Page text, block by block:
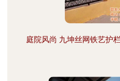
庭院风尚 九坤丝网铁艺护